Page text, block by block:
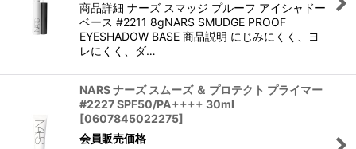
商品詳細 ナーズ スマッジ プルーフ アイシャドー
ベース #2211 8gNARS SMUDGE PROOF
EYESHADOW BASE 商品説明 にじみにくく、ヨ
レにくく、ダ…
NARS ナーズ スムーズ ＆ プロテクト プライマー
#2227 SPF50/PA++++ 30ml
[0607845022275]
会員販売価格